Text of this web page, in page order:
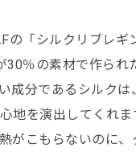
の「シルクリブレ
30％の素材で作られ
成分であるシルク
地を演出してくれ
がこもらないのに